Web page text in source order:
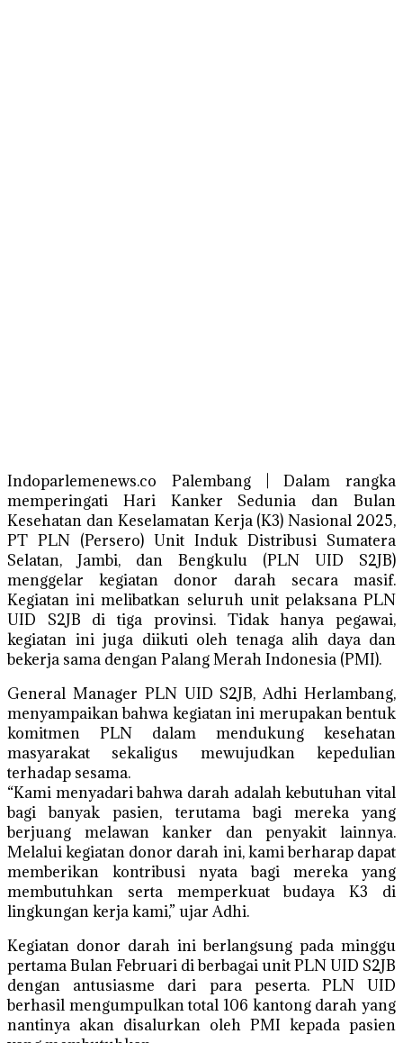
Indoparlemenews.co Palembang | Dalam rangka
memperingati Hari Kanker Sedunia dan Bulan
Kesehatan dan Keselamatan Kerja (K3) Nasional 2025,
PT PLN (Persero) Unit Induk Distribusi Sumatera
Selatan, Jambi, dan Bengkulu (PLN UID S2JB)
menggelar kegiatan donor darah secara masif.
Kegiatan ini melibatkan seluruh unit pelaksana PLN
UID S2JB di tiga provinsi. Tidak hanya pegawai,
kegiatan ini juga diikuti oleh tenaga alih daya dan
bekerja sama dengan Palang Merah Indonesia (PMI).
General Manager PLN UID S2JB, Adhi Herlambang,
menyampaikan bahwa kegiatan ini merupakan bentuk
komitmen PLN dalam mendukung kesehatan
masyarakat sekaligus mewujudkan kepedulian
terhadap sesama.
“Kami menyadari bahwa darah adalah kebutuhan vital
bagi banyak pasien, terutama bagi mereka yang
berjuang melawan kanker dan penyakit lainnya.
Melalui kegiatan donor darah ini, kami berharap dapat
memberikan kontribusi nyata bagi mereka yang
membutuhkan serta memperkuat budaya K3 di
lingkungan kerja kami,” ujar Adhi.
Kegiatan donor darah ini berlangsung pada minggu
pertama Bulan Februari di berbagai unit PLN UID S2JB
dengan antusiasme dari para peserta. PLN UID
berhasil mengumpulkan total 106 kantong darah yang
nantinya akan disalurkan oleh PMI kepada pasien